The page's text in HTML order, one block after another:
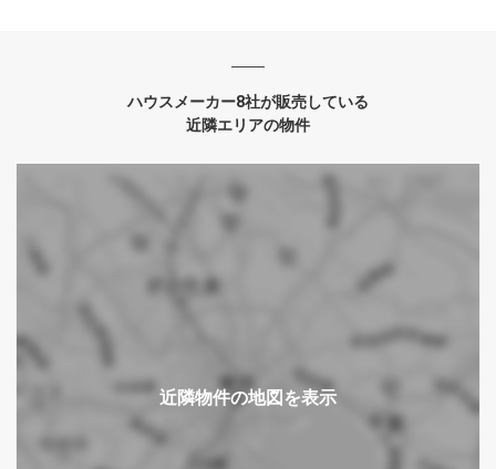
ハウスメーカー8社が販売している
近隣エリアの物件